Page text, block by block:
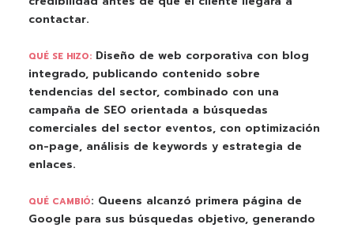
contactar.
QUÉ SE HIZO: Diseño de web corporativa con blog
integrado, publicando contenido sobre
tendencias del sector, combinado con una
campaña de SEO orientada a búsquedas
comerciales del sector eventos, con optimización
on-page, análisis de keywords y estrategia de
enlaces.
QUÉ CAMBIÓ: Queens alcanzó primera página de
Google para sus búsquedas objetivo, generando